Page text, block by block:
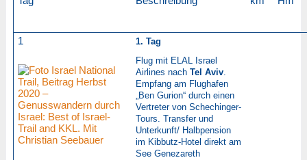
1
1. Tag
Flug mit ELAL Israel
Airlines nach Tel Aviv.
Empfang am Flughafen
„Ben Gurion“ durch einen
Vertreter von Schechinger-
Tours. Transfer und
Unterkunft/ Halbpension
im Kibbutz-Hotel direkt am
See Genezareth